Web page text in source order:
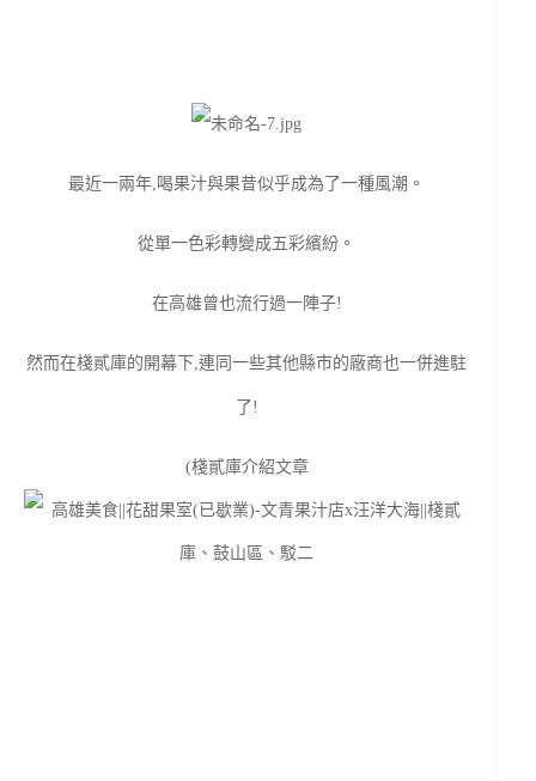
最近一兩年,喝果汁與果昔似乎成為了一種風潮。
從單一色彩轉變成五彩繽紛。
在高雄曾也流行過一陣子!
然而在棧貳庫的開幕下,連同一些其他縣市的廠商也一併進駐
了!
(棧貳庫介紹文章